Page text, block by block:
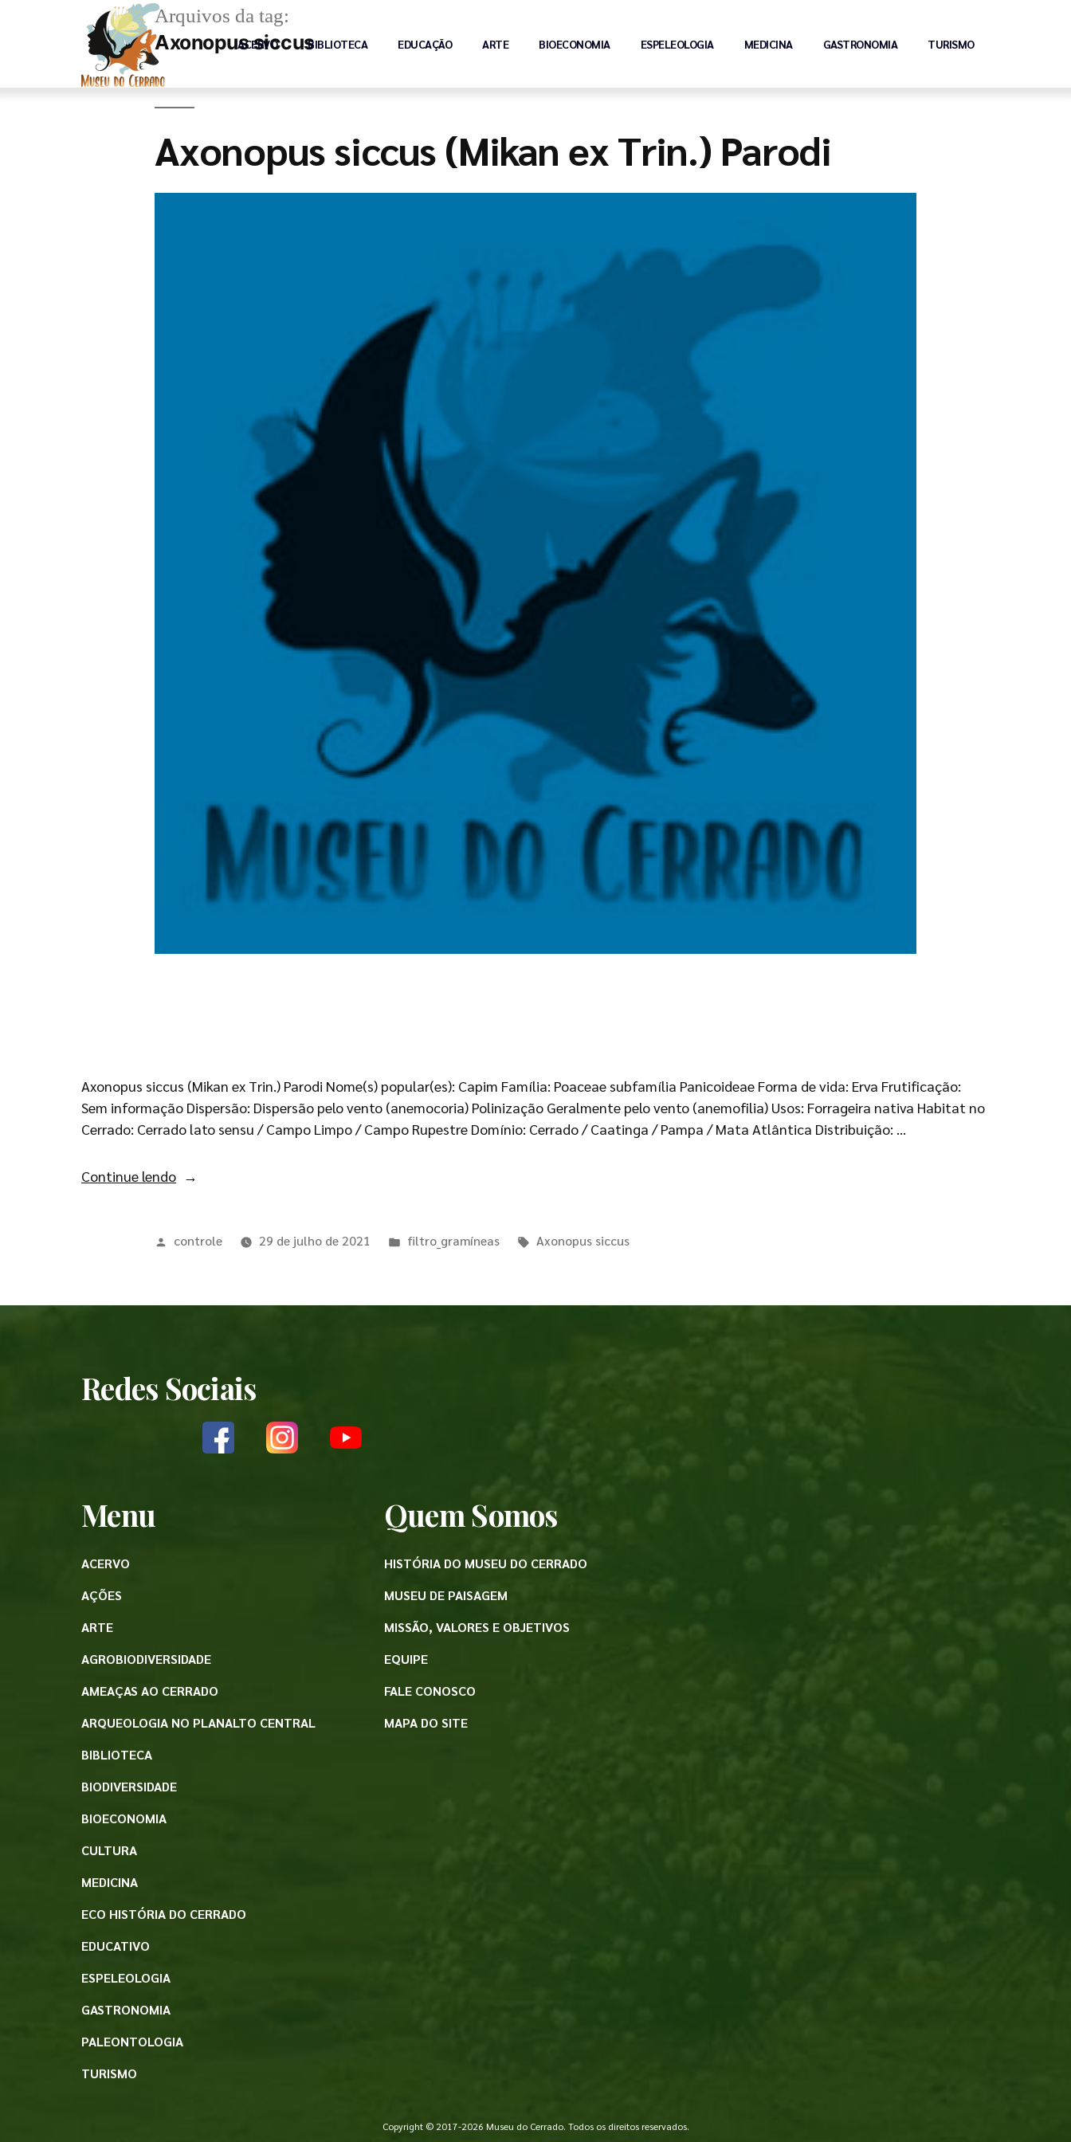
ACERVO BIBLIOTECA EDUCAÇÃO ARTE BIOECONOMIA ESPELEOLOGIA MEDICINA GASTRONOMIA TURISMO
Arquivos da tag:
Axonopus siccus
Axonopus siccus (Mikan ex Trin.) Parodi
Axonopus siccus (Mikan ex Trin.) Parodi Nome(s) popular(es): Capim Família: Poaceae subfamília Panicoideae Forma de vida: Erva Frutificação:
Sem informação Dispersão: Dispersão pelo vento (anemocoria) Polinização Geralmente pelo vento (anemofilia) Usos: Forrageira nativa Habitat no
Cerrado: Cerrado lato sensu / Campo Limpo / Campo Rupestre Domínio: Cerrado / Caatinga / Pampa / Mata Atlântica Distribuição: …
Continue lendo
controle 29 de julho de 2021 filtro_gramíneas Axonopus siccus
Redes Sociais
Menu
ACERVO
AÇÕES
ARTE
AGROBIODIVERSIDADE
AMEAÇAS AO CERRADO
ARQUEOLOGIA NO PLANALTO CENTRAL
BIBLIOTECA
BIODIVERSIDADE
BIOECONOMIA
CULTURA
MEDICINA
ECO HISTÓRIA DO CERRADO
EDUCATIVO
ESPELEOLOGIA
GASTRONOMIA
PALEONTOLOGIA
TURISMO
Quem Somos
HISTÓRIA DO MUSEU DO CERRADO
MUSEU DE PAISAGEM
MISSÃO, VALORES E OBJETIVOS
EQUIPE
FALE CONOSCO
MAPA DO SITE
Copyright © 2017-2026 Museu do Cerrado. Todos os direitos reservados.